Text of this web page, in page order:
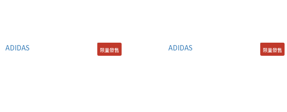
限量發售 限量發售